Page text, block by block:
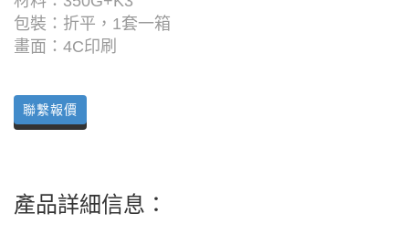
包裝：折平，1套一箱
畫面：4C印刷
聯繫報價
產品詳細信息：